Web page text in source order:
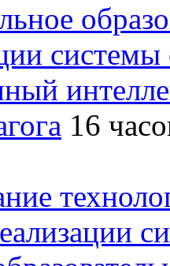
системы
16